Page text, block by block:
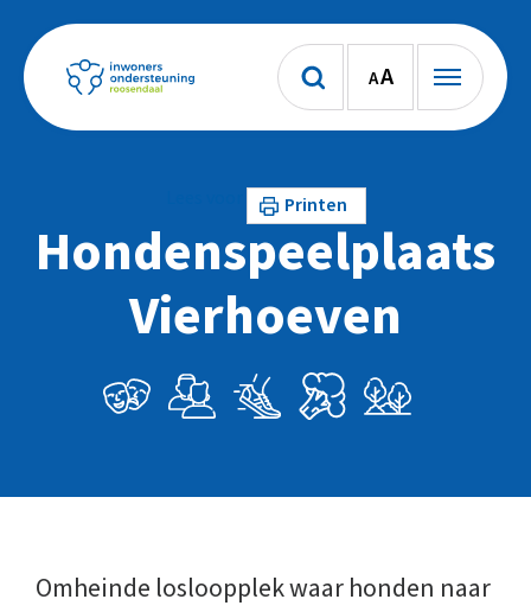
AA
Printen
Hondenspeelplaats
Vierhoeven
Omheinde losloopplek waar honden naar